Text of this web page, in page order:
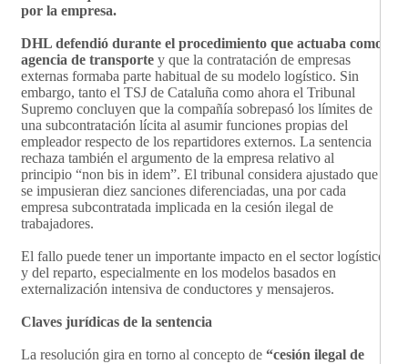
por la empresa.
DHL defendió durante el procedimiento que actuaba como
agencia de transporte y que la contratación de empresas
externas formaba parte habitual de su modelo logístico. Sin
embargo, tanto el TSJ de Cataluña como ahora el Tribunal
Supremo concluyen que la compañía sobrepasó los límites de
una subcontratación lícita al asumir funciones propias del
empleador respecto de los repartidores externos. La sentencia
rechaza también el argumento de la empresa relativo al
principio “non bis in idem”. El tribunal considera ajustado que
se impusieran diez sanciones diferenciadas, una por cada
empresa subcontratada implicada en la cesión ilegal de
trabajadores.
El fallo puede tener un importante impacto en el sector logístico
y del reparto, especialmente en los modelos basados en
externalización intensiva de conductores y mensajeros.
Claves jurídicas de la sentencia
La resolución gira en torno al concepto de “cesión ilegal de